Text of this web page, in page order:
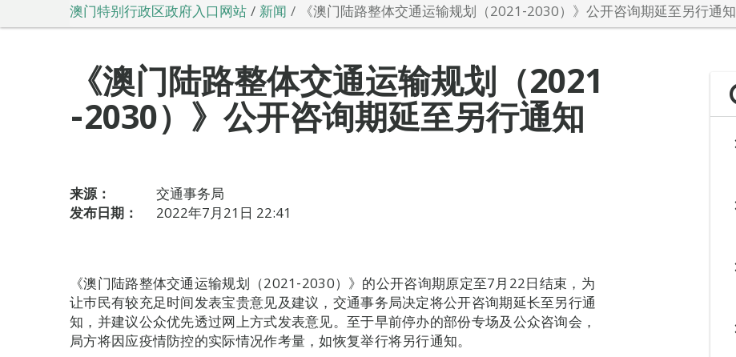
澳门特别行政区政府入口网站 新闻 《澳门陆路整体交通运输规划（2021‐2030）》公开咨询期延至另行通知
《澳门陆路整体交通运输规划（2021
‐2030）》公开咨询期延至另行通知
来源：
交通事务局
发布日期：
2022年7月21日 22:41
《澳门陆路整体交通运输规划（2021‐2030）》的公开咨询期原定至7月22日结束，为
让巿民有较充足时间发表宝贵意见及建议，交通事务局决定将公开咨询期延长至另行通
知，并建议公众优先透过网上方式发表意见。至于早前停办的部份专场及公众咨询会，
局方将因应疫情防控的实际情况作考量，如恢复举行将另行通知。